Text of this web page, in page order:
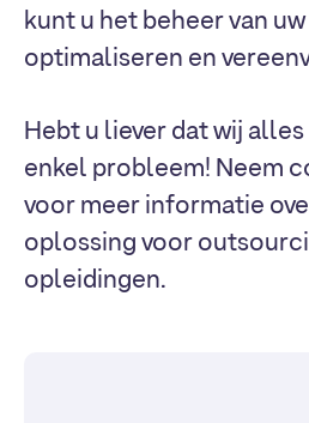
kunt u het beheer van
optimaliseren en
Hebt u liever dat wij
enkel probleem! Neem
voor meer informatie
oplossing voor
opleidingen.